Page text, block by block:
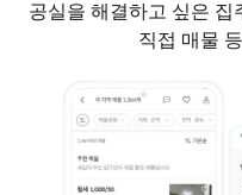
공실을 해결하고 싶은 집
직접 매물